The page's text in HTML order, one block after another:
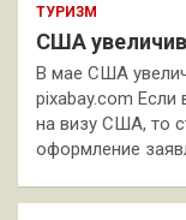
ТУРИЗМ
США
В мае США
pixabay.com
на визу США, то
оформление